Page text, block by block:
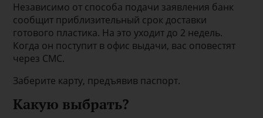
Независимо от способа подачи заявления банк
сообщит приблизительный срок доставки
готового пластика. На это уходит до 2 недель.
Когда он поступит в офис выдачи, вас оповестят
через СМС.
Заберите карту, предъявив паспорт.
Какую выбрать?